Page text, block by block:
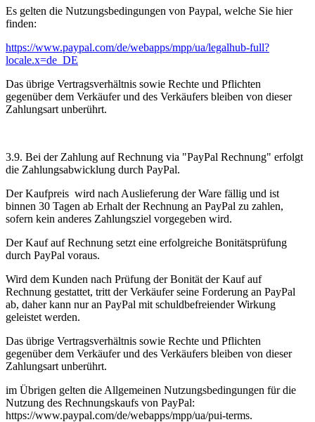
Es gelten die Nutzungsbedingungen von Paypal, welche Sie hier
finden:
https://www.paypal.com/de/webapps/mpp/ua/legalhub-full?
locale.x=de_DE
Das übrige Vertragsverhältnis sowie Rechte und Pflichten
gegenüber dem Verkäufer und des Verkäufers bleiben von dieser
Zahlungsart unberührt.
3.9. Bei der Zahlung auf Rechnung via "PayPal Rechnung" erfolgt
die Zahlungsabwicklung durch PayPal.
Der Kaufpreis wird nach Auslieferung der Ware fällig und ist
binnen 30 Tagen ab Erhalt der Rechnung an PayPal zu zahlen,
sofern kein anderes Zahlungsziel vorgegeben wird.
Der Kauf auf Rechnung setzt eine erfolgreiche Bonitätsprüfung
durch PayPal voraus.
Wird dem Kunden nach Prüfung der Bonität der Kauf auf
Rechnung gestattet, tritt der Verkäufer seine Forderung an PayPal
ab, daher kann nur an PayPal mit schuldbefreiender Wirkung
geleistet werden.
Das übrige Vertragsverhältnis sowie Rechte und Pflichten
gegenüber dem Verkäufer und des Verkäufers bleiben von dieser
Zahlungsart unberührt.
im Übrigen gelten die Allgemeinen Nutzungsbedingungen für die
Nutzung des Rechnungskaufs von PayPal:
https://www.paypal.com/de/webapps/mpp/ua/pui-terms.